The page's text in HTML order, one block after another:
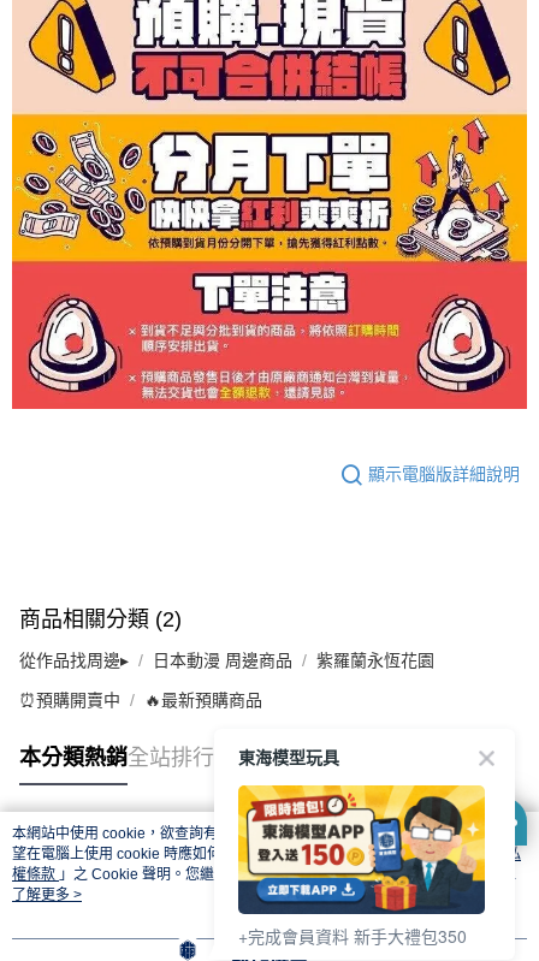
顯示電腦版詳細說明
商品相關分類 (2)
從作品找周邊▸ 日本動漫 周邊商品 紫羅蘭永恆花園
⏰預購開賣中 🔥最新預購商品
本分類熱銷全站排行
熱門標籤
本網站中使用 cookie，欲查詢有關本網站使用 cookie 方式之詳情，及若您不希
望在電腦上使用 cookie 時應如何變更電腦的 cookie 設定，請參閱本網站「
隱私
權條款 」之 Cookie 聲明。您繼續使用本網站即表示您同意本公司得按本網站使
用條款之 Cookie 聲明使用 cookie。
了解更多 >
東海模型玩具
+完成會員資料 新手大禮包350